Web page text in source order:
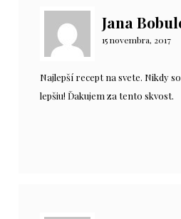
Jana
15 novembra, 2017
Najlepší recept na svete. Nikdy
lepšiu! Ďakujem za tento skvost.